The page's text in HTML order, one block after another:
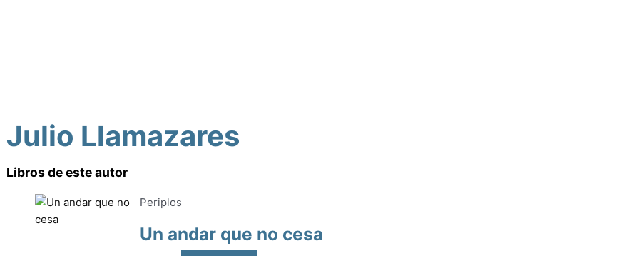
Julio Llamazares
Libros de este autor
Periplos
Un andar que no cesa